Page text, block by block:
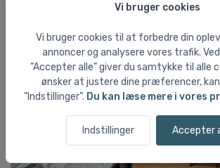
Vi bruger cookies
Vi bruger cookies til at forbedre din
annoncer og analysere vores trafik.
”Accepter alle” giver du samtykke til alle
ønsker at justere dine præferencer, kan
”Indstillinger”. Du kan læse mere i vores
Indstillinger Accepter